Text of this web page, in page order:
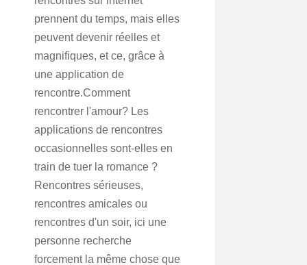
prennent du temps, mais elles
peuvent devenir réelles et
magnifiques, et ce, grâce à
une application de
rencontre.Comment
rencontrer l'amour? Les
applications de rencontres
occasionnelles sont-elles en
train de tuer la romance ?
Rencontres sérieuses,
rencontres amicales ou
rencontres d'un soir, ici une
personne recherche
forcement la même chose que